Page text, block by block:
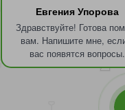
Евгения Упорова
Здравствуйте! Готова
вам. Напишите мне,
вас появятся вопросы.